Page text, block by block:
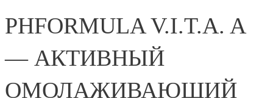
PHFORMULA V.I.T.A. A
— АКТИВНЫЙ
ОМОЛАЖИВАЮЩИЙ